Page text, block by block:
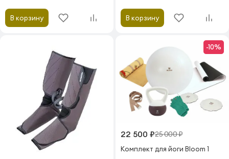
В корзину В корзину
-10%
22 500 ₽25 000 ₽
Комплект для йоги Bloom 1